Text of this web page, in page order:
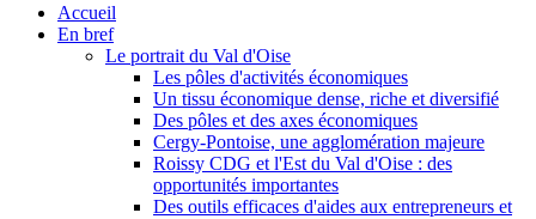
Accueil
En bref
Le portrait du Val d'Oise
Les pôles d'activités économiques
Un tissu économique dense, riche et diversifié
Des pôles et des axes économiques
Cergy-Pontoise, une agglomération majeure
Roissy CDG et l'Est du Val d'Oise : des
opportunités importantes
Des outils efficaces d'aides aux entrepreneurs et